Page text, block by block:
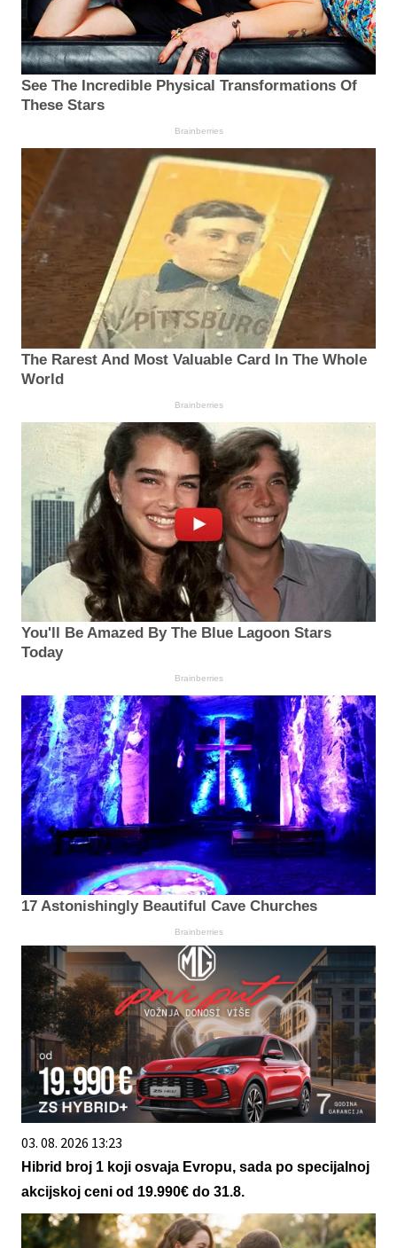
See The Incredible Physical Transformations Of
These Stars
Brainberries
The Rarest And Most Valuable Card In The Whole
World
Brainberries
You'll Be Amazed By The Blue Lagoon Stars
Today
Brainberries
17 Astonishingly Beautiful Cave Churches
Brainberries
03. 08. 2026 13:23
Hibrid broj 1 koji osvaja Evropu, sada po specijalnoj
akcijskoj ceni od 19.990€ do 31.8.